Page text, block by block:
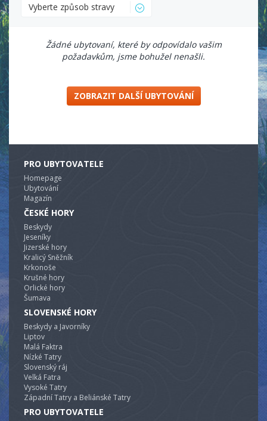
Vyberte způsob stravy
Žádné ubytovaní, které by odpovídalo vašim
požadavkům, jsme bohužel nenašli.
ZOBRAZIT DALŠÍ UBYTOVÁNÍ
PRO UBYTOVATELE
Homepage
Ubytování
Magazín
ČESKÉ HORY
Beskydy
Jeseníky
Jizerské hory
Kralicý Sněžník
Krkonoše
Krušné hory
Orlické hory
Šumava
SLOVENSKÉ HORY
Beskydy a Javorníky
Liptov
Malá Faktra
Nízké Tatry
Slovenský ráj
Velká Fatra
Vysoké Tatry
Západní Tatry a Beliánské Tatry
PRO UBYTOVATELE